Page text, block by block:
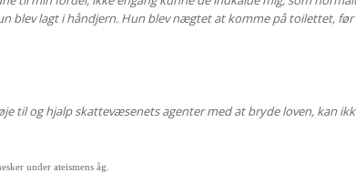
blev lagt i håndjern. Hun blev nægtet at komme på toilettet,
og hjalp skattevæsenets agenter med at bryde loven, kan
under ateismens åg.